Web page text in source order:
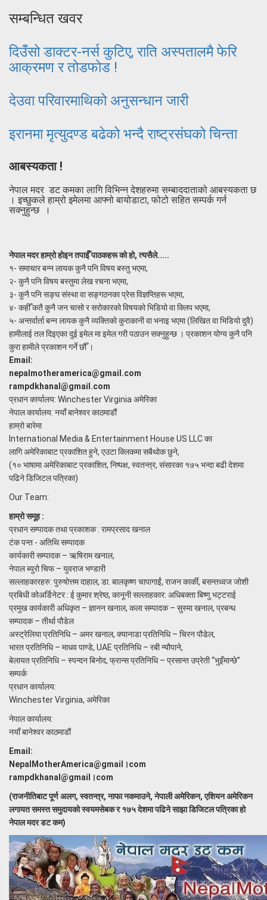
सम्बन्धित खवर
दिउँसो डाक्टर-नर्स कुटिए, राति अस्पतालमै फेरि
आक्रमण र तोडफोड !
देउवा परिवारमाथिको अनुसन्धान जारी
इरानमा मृत्युदण्ड बढेको भन्दै राष्ट्रसंघको चिन्ता
आबस्यकता !
नेपाल मदर डट कमका लागि विभिन्न देशहरुमा सम्बाददाताको आबस्यकता छ
। इच्छुकले हाम्रो इमेलमा आफ्नो बायोडाटा, फोटो सहित सम्पर्क गर्न
सक्नुहुन्छ ।
नेपाल मदर हाम्रो होइन तपाईँ पाठकहरू को हो, त्यसैले.....
१- समाचार बन्न लायक कुनै पनि विषय बस्तु भएमा,
२- कुनै पनि विषय बस्तुमा लेख रचना भएमा,
३- कुनै पनि सङ्घ संस्था वा सङ्गठनका प्रेस विज्ञप्तिहरू भएमा,
४- कहीँ कतै कुनै जन चासो र सरोकारको विषयको भिडियो वा क्लिप भएमा,
५- अन्तर्वार्ता बन्न लायक कुनै व्यक्तिको कुराकानी वा भनाइ भएमा (लिखित वा भिडियो दुवै)
हामीलाई तल दिइएका दुई इमेल मा इमेल गरी पठाउन सक्नुहुन्छ । प्रकाशन योग्य कुनै पनि
कुरा हामीले प्रकाशन गर्ने छौँ ।
Email:
nepalmotheramerica@gmail.com
rampdkhanal@gmail.com
प्रधान कार्यालय: Winchester Virginia अमेरिका
नेपाल कार्यालय: नयाँ बानेश्वर काठमाडौं
हाम्रो बारेमा
International Media & Entertainment House US LLC का
लागि अमेरिकाबाट प्रकाशित हुने, एउटा क्लिकमा सबैथोक छुने,
(१० भाषामा अमेरिकाबाट प्रकाशित, निष्पक्ष, स्वतन्त्र, संसारका १७५ भन्दा बढी देशमा
पढिने डिजिटल पत्रिका)
Our Team:
हाम्रो समूह :
प्रधान सम्पादक तथा प्रकाशक : रामप्रसाद खनाल
टंक पन्त - अतिथि सम्पादक
कार्यकारी सम्पादक – ऋषिराम खनाल,
नेपाल ब्युरो चिफ – युवराज भण्डारी
सल्लाहकारहरु: पुरुषोत्तम दाहाल, डा. बालकृष्ण चापागाईं, राजन कार्की, बसन्तध्वज जोशी
प्रबिधी कोअर्डिनेटर : ई कुमार श्रेष्ठ, कानूनी सल्लाहकार: अधिबक्ता बिष्णु भट्टराई
प्रमुख कार्यकारी अधिकृत – ज्ञानन खनाल, कला सम्पादक – सुस्मा खनाल, प्रबन्ध
सम्पादक – तीर्था पौडेल
अस्ट्रेलिया प्रतिनिधि – अमर खनाल, क्यानाडा प्रतिनिधि – चिरन पौडेल,
भारत प्रतिनिधि – माधव पाण्डे, UAE प्रतिनिधि – रबी न्यौपाने,
बेलायत प्रतिनिधि – स्पन्दन बिनोद, फ्रान्स प्रतिनिधि – प्रसान्त उप्रेती “भुइँमान्छे”
सम्पर्क
प्रधान कार्यालय:
Winchester Virginia, अमेरिका
नेपाल कार्यालय:
नयाँ बानेश्वर काठमाडौं
Email:
NepalMotherAmerica@gmail।com
rampdkhanal@gmail।com
(राजनीतिबाट पूर्ण अलग, स्वतन्त्र, नाफा नकमाउने, नेपाली अमेरिकन, एशियन अमेरिकन
लगायत समस्त समुदायको स्वयमसेबक र १७५ देशमा पढिने साझा डिजिटल पत्रिका हो
नेपाल मदर डट कम)